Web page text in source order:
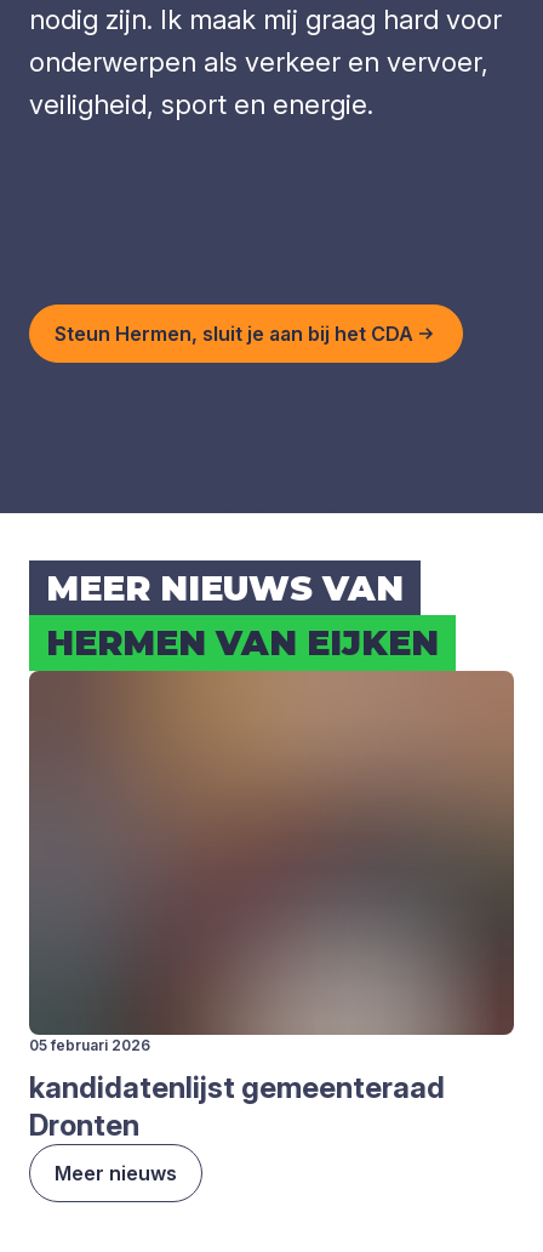
nodig zijn. Ik maak mij graag hard voor
onderwerpen als verkeer en vervoer,
veiligheid, sport en energie.
Steun Hermen, sluit je aan bij het CDA
MEER NIEUWS VAN
HER­MEN VAN EIJ­KEN
05 februari 2026
kan­di­da­ten­lijst gemeen­te­raad
Dron­ten
Meer nieuws